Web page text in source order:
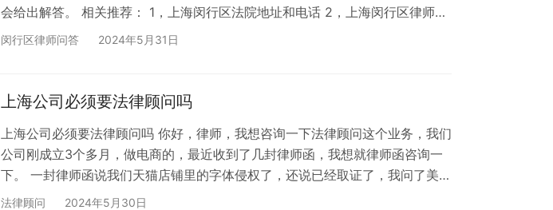
会给出解答。 相关推荐： 1，上海闵行区法院地址和电话 2，上海闵行区律师事
务所
闵行区律师问答 2024年5月31日
上海公司必须要法律顾问吗
上海公司必须要法律顾问吗 你好，律师，我想咨询一下法律顾问这个业务，我们
公司刚成立3个多月，做电商的，最近收到了几封律师函，我想就律师函咨询一
下。 一封律师函说我们天猫店铺里的字体侵权了，还说已经取证了，我问了美
工，设计的时候是不是从网上下载了字体，她说下载了很多款字体，也不知道哪
法律顾问 2024年5月30日